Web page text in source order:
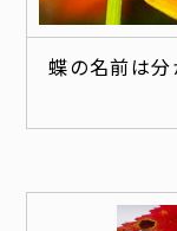
蝶の名前は